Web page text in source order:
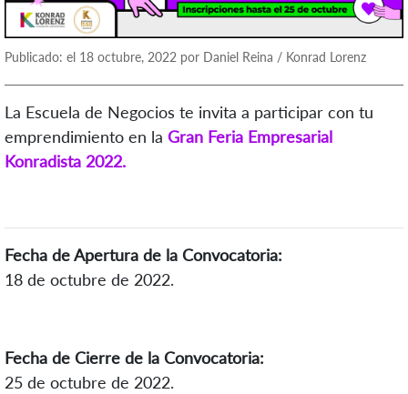
Publicado: el 18 octubre, 2022 por Daniel Reina / Konrad Lorenz
La Escuela de Negocios te invita a participar con tu
emprendimiento en la Gran Feria Empresarial
Konradista 2022.
Fecha de Apertura de la Convocatoria:
18 de octubre de 2022.
Fecha de Cierre de la Convocatoria:
25 de octubre de 2022.